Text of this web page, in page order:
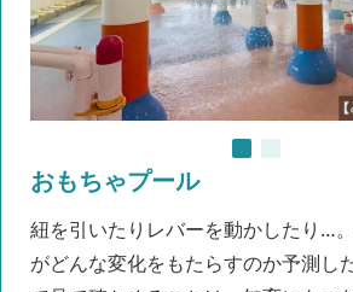
おもちゃプール
紐を引いたりレバーを動かしたり…
がどんな変化をもたらすのか予測し